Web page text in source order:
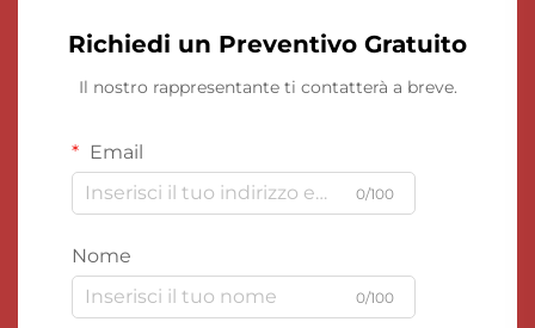
Richiedi un Preventivo Gratuito
Il nostro rappresentante ti contatterà a breve.
Email
0/100
Nome
0/100